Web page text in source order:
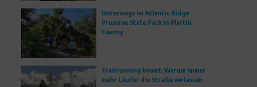
Unterwegs im Atlantic Ridge
Preserve State Park in Martin
County
Trailrunning boomt: Warum immer
mehr Läufer die Straße verlassen